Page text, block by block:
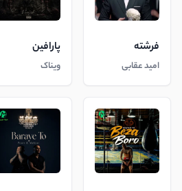
فرشته
امید عقابی
پارافین
ویناک